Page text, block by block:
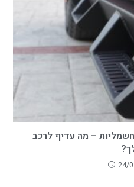
– מה עדיף לרכב
24/